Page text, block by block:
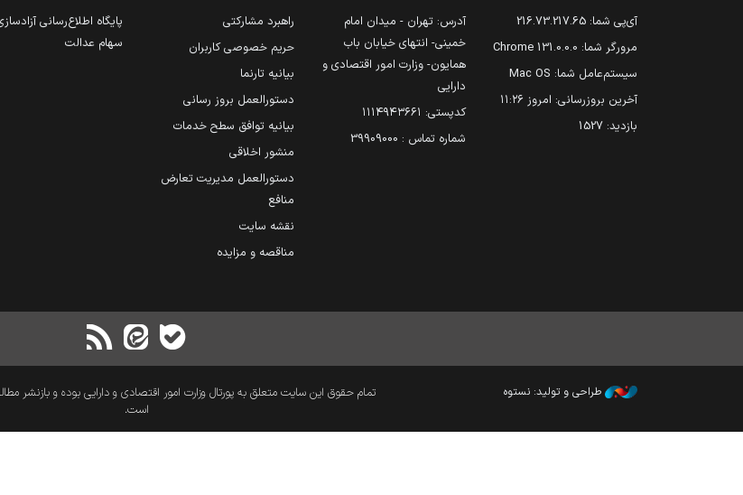
آی‌پی شما: 216.73.217.65
مرورگر شما: 131.0.0.0 Chrome
سیستم‌عامل شما: Mac OS
آخرین بروزرسانی: امروز ۱۱:۲۶
بازدید: 1527
آدرس: تهران - میدان امام
خمینی- انتهای خیابان باب
همایون- وزارت امور اقتصادی و
دارایی
کدپستی: ۱۱۱۴۹۴۳۶۶۱
شماره تماس : 39909000
راهبرد مشارکتی
حریم خصوصی کاربران
بیانیه تارنما
دستورالعمل بروز رسانی
بیانیه توافق سطح خدمات
منشور اخلاقی
دستورالعمل مدیریت تعارض
منافع
نقشه سایت
مناقصه و مزایده
پایگاه اطلاع‌رسانی
سهام عدالت
طراحی و تولید: نستوه
تمام حقوق این سایت متعلق به پورتال وزارت امور اقتصادی و دارایی بوده و بازنشر
است.